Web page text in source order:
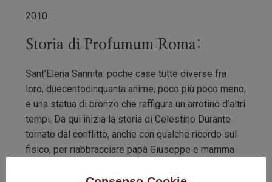
2010
Storia di Profumum Roma:
Sant’Elena Sannita: poche case tutte diverse fra
loro, duecentocinquanta anime, poco più poco meno,
e una statua di bronzo che raffigura un arrotino d’altri
tempi. Da qui inizia la storia di Celestino Durante
tornato dal conflitto, anche con qualche ricordo sul
fisico, per riabbracciare papà Giuseppe e mamma